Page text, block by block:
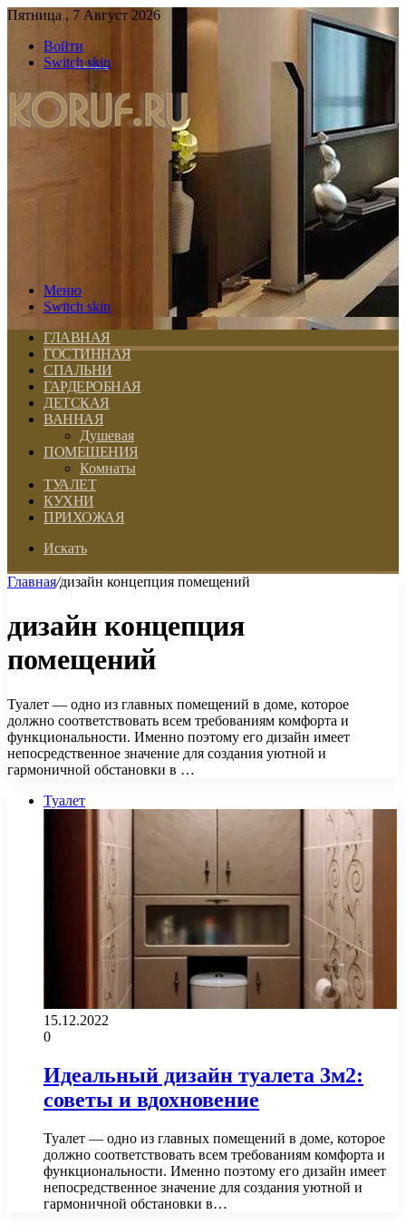
Пятница , 7 Август 2026
Войти
Switch skin
Меню
Switch skin
ГЛАВНАЯ
ГОСТИННАЯ
СПАЛЬНИ
ГАРДЕРОБНАЯ
ДЕТСКАЯ
ВАННАЯ
Душевая
ПОМЕЩЕНИЯ
Комнаты
ТУАЛЕТ
КУХНИ
ПРИХОЖАЯ
Искать
Главная/дизайн концепция помещений
дизайн концепция
помещений
Туалет — одно из главных помещений в доме, которое
должно соответствовать всем требованиям комфорта и
функциональности. Именно поэтому его дизайн имеет
непосредственное значение для создания уютной и
гармоничной обстановки в …
Туалет
15.12.2022
0
Идеальный дизайн туалета 3м2:
советы и вдохновение
Туалет — одно из главных помещений в доме, которое
должно соответствовать всем требованиям комфорта и
функциональности. Именно поэтому его дизайн имеет
непосредственное значение для создания уютной и
гармоничной обстановки в…